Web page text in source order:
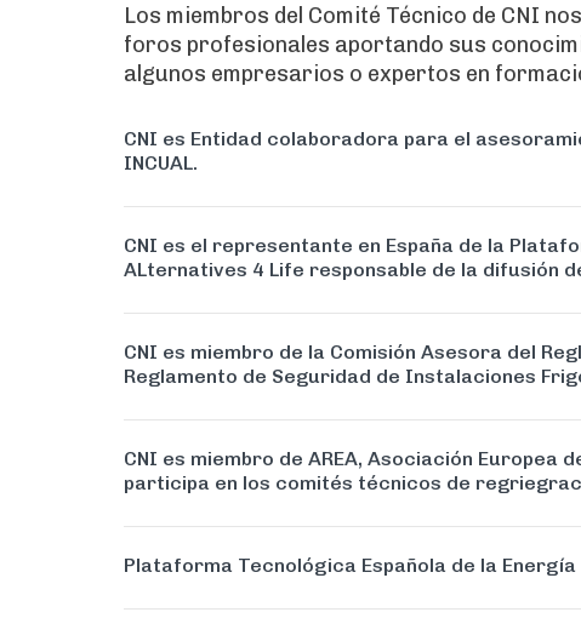
Los miembros del Comité Técnico de CNI
foros profesionales aportando sus
algunos empresarios o expertos en
CNI es Entidad colaboradora para el
INCUAL.
CNI es el representante en España de la
ALternatives 4 Life responsable de la difusión
CNI es miembro de la Comisión Asesora del
Reglamento de Seguridad de Instalaciones
CNI es miembro de AREA, Asociación Europea
participa en los comités técnicos de
Plataforma Tecnológica Española de la Energía